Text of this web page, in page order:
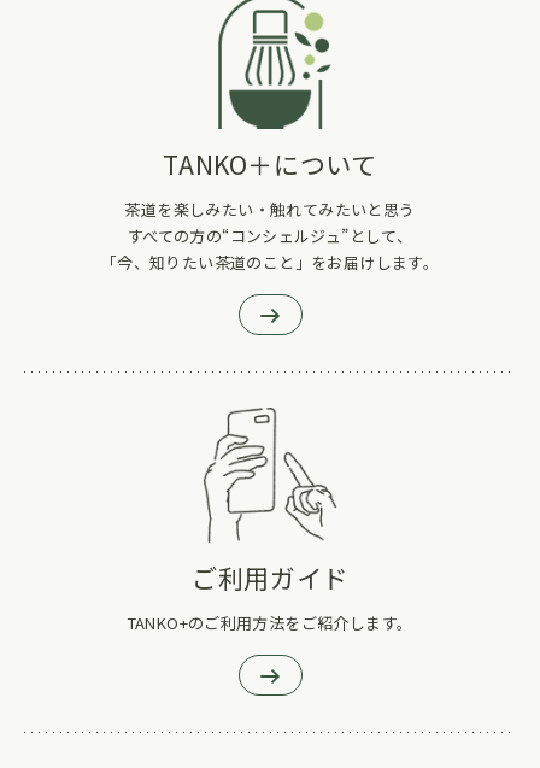
TANKO＋について
茶道を楽しみたい・触れてみたいと思う
すべての方の“コンシェルジュ”として、
「今、知りたい茶道のこと」をお届けします。
ご利用ガイド
TANKO+のご利用方法をご紹介します。